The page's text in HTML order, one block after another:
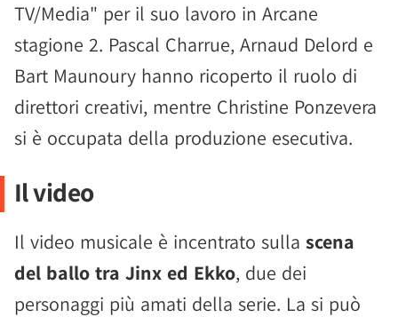
TV/Media" per il suo lavoro in Arcane
stagione 2. Pascal Charrue, Arnaud Delord e
Bart Maunoury hanno ricoperto il ruolo di
direttori creativi, mentre Christine Ponzevera
si è occupata della produzione esecutiva.
Il video
Il video musicale è incentrato sulla scena
del ballo tra Jinx ed Ekko, due dei
personaggi più amati della serie. La si può